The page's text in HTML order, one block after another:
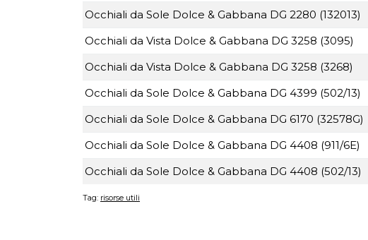
Occhiali da Sole Dolce & Gabbana DG 2280 (132013)
Occhiali da Vista Dolce & Gabbana DG 3258 (3095)
Occhiali da Vista Dolce & Gabbana DG 3258 (3268)
Occhiali da Sole Dolce & Gabbana DG 4399 (502/13)
Occhiali da Sole Dolce & Gabbana DG 6170 (32578G)
Occhiali da Sole Dolce & Gabbana DG 4408 (911/6E)
Occhiali da Sole Dolce & Gabbana DG 4408 (502/13)
Tag: risorse utili